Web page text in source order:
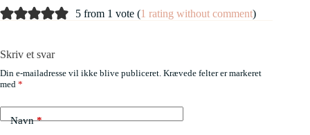
5 from 1 vote (1 rating without comment)
Skriv et svar
Din e-mailadresse vil ikke blive publiceret. Krævede felter er markeret
med *
Navn*